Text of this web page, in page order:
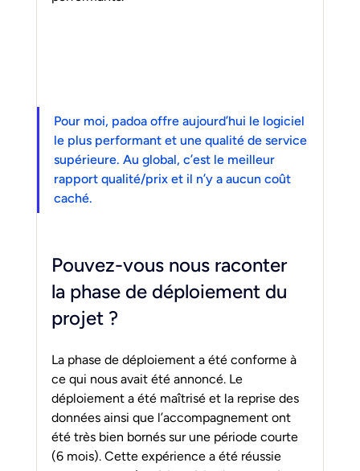
Pour moi, padoa offre aujourd’hui le logiciel
le plus performant et une qualité de service
supérieure. Au global, c’est le meilleur
rapport qualité/prix et il n’y a aucun coût
caché.
Pouvez-vous nous raconter
la phase de déploiement du
projet ?
La phase de déploiement a été conforme à
ce qui nous avait été annoncé. Le
déploiement a été maîtrisé et la reprise des
données ainsi que l’accompagnement ont
été très bien bornés sur une période courte
(6 mois). Cette expérience a été réussie